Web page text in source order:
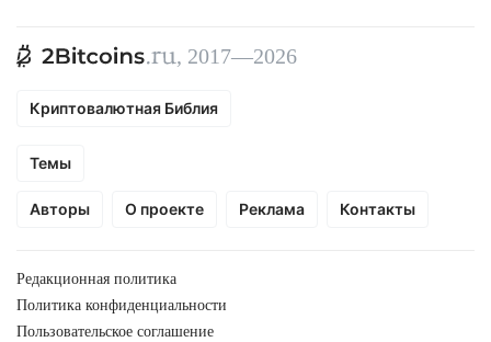
, 2017—2026
Криптовалютная Библия
Темы
Авторы О проекте Реклама Контакты
Редакционная политика
Политика конфиденциальности
Пользовательское соглашение